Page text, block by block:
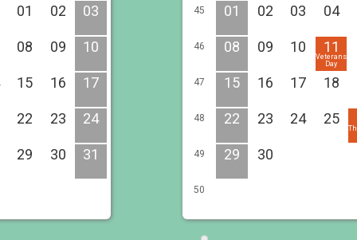
01 02 03
08 09 10
15 16 17
22 23 24
29 30 31
45
01 02 03 04
46 08 09 10 11
Veterans
Day
47 15 16 17 18
48 22 23 24 25
49 29 30
50